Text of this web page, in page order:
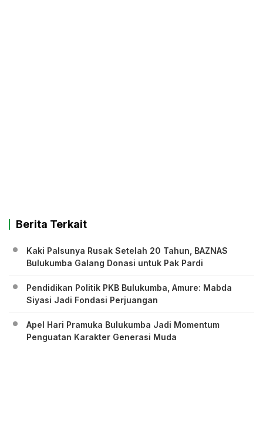
Berita Terkait
Kaki Palsunya Rusak Setelah 20 Tahun, BAZNAS
Bulukumba Galang Donasi untuk Pak Pardi
Pendidikan Politik PKB Bulukumba, Amure: Mabda
Siyasi Jadi Fondasi Perjuangan
Apel Hari Pramuka Bulukumba Jadi Momentum
Penguatan Karakter Generasi Muda